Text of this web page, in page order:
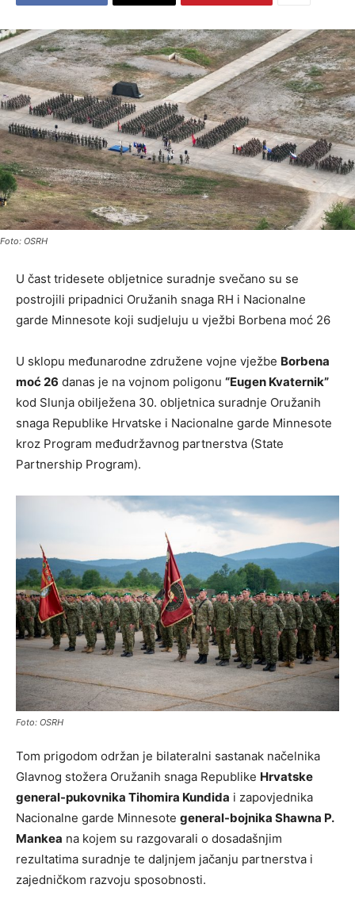
Foto: OSRH
U čast tridesete obljetnice suradnje svečano su se
postrojili pripadnici Oružanih snaga RH i Nacionalne
garde Minnesote koji sudjeluju u vježbi Borbena moć 26
U sklopu međunarodne združene vojne vježbe Borbena
moć 26 danas je na vojnom poligonu “Eugen Kvaternik”
kod Slunja obilježena 30. obljetnica suradnje Oružanih
snaga Republike Hrvatske i Nacionalne garde Minnesote
kroz Program međudržavnog partnerstva (State
Partnership Program).
Foto: OSRH
Tom prigodom održan je bilateralni sastanak načelnika
Glavnog stožera Oružanih snaga Republike Hrvatske
general-pukovnika Tihomira Kundida i zapovjednika
Nacionalne garde Minnesote general-bojnika Shawna P.
Mankea na kojem su razgovarali o dosadašnjim
rezultatima suradnje te daljnjem jačanju partnerstva i
zajedničkom razvoju sposobnosti.